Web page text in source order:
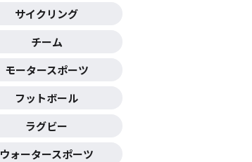
サイクリング
チーム
モータースポーツ
フットボール
ラグビー
ウォータースポーツ